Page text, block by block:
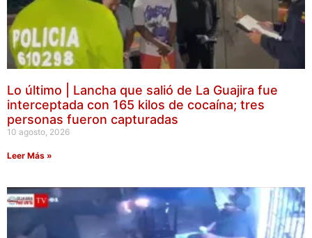
Lo último | Lancha que salió de La Guajira fue
interceptada con 165 kilos de cocaína; tres
personas fueron capturadas
10 agosto, 2026
Leer Más »